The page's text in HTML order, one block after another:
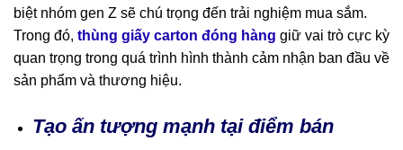
biệt nhóm gen Z sẽ chú trọng đến trải nghiệm mua sắm.
Trong đó, thùng giấy carton đóng hàng giữ vai trò cực kỳ
quan trọng trong quá trình hình thành cảm nhận ban đầu về
sản phẩm và thương hiệu.
Tạo ấn tượng mạnh tại điểm bán